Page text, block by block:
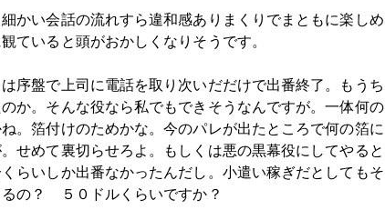
かい会話の流れすら違和感ありまくりでまともに楽しめ
ていると頭がおかしくなりそうです。
序盤で上司に電話を取り次いだだけで出番終了。もうち
か。そんな役なら私でもできそうなんですが。一体何の
。箔付けのためかな。今のパレが出たところで何の箔に
せめて裏切らせろよ。もしくは悪の黒幕役にしてやると
らいしか出番なかったんだし。小遣い稼ぎだとしてもそ
の？ ５０ドルくらいですか？